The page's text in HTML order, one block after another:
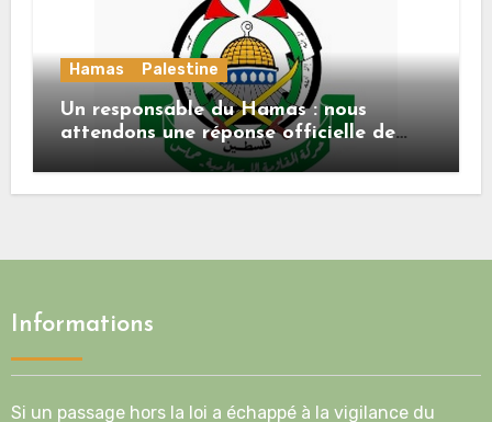
Hamas Palestine
Un responsable du Hamas : nous
attendons une réponse officielle de
Mladenov concernant la feuille de
route de la deuxième phase de l’accord
Informations
Si un passage hors la loi a échappé à la vigilance du